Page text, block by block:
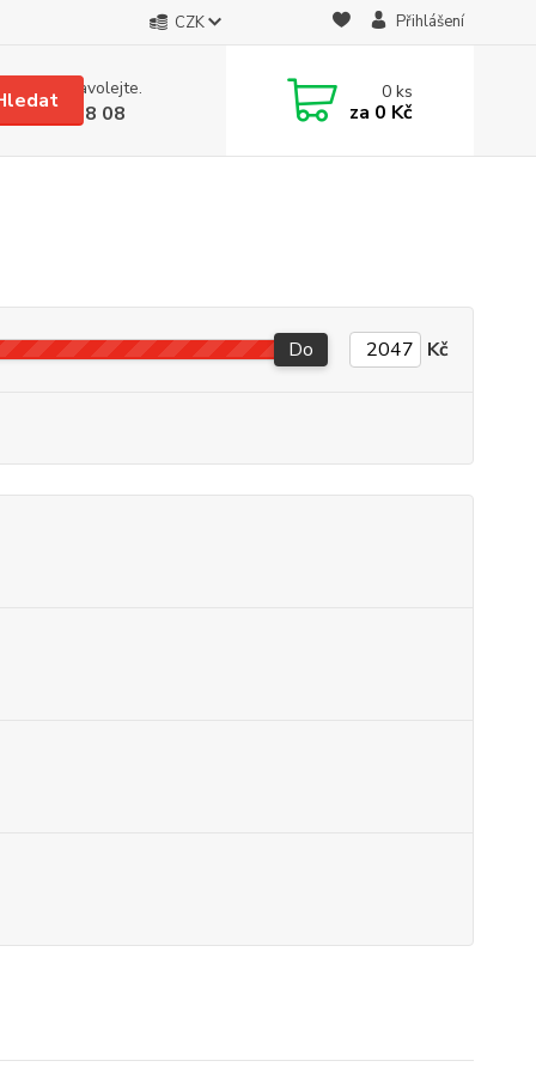
CZK Přihlášení
si rady? Zavolejte.
608 08 18 08
0ks
za 0 Kč
Do Kč